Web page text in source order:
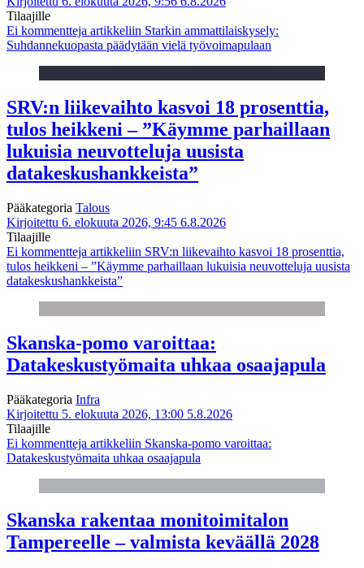
Tilaajille
Ei kommentteja artikkeliin Starkin ammattilaiskysely:
Suhdannekuopasta päädytään vielä työvoimapulaan
SRV:n liikevaihto kasvoi 18 prosenttia,
tulos heikkeni – ”Käymme parhaillaan
lukuisia neuvotteluja uusista
datakeskushankkeista”
Pääkategoria Talous
Kirjoitettu 6. elokuuta 2026, 9:45 6.8.2026
Tilaajille
Ei kommentteja artikkeliin SRV:n liikevaihto kasvoi 18 prosenttia,
tulos heikkeni – ”Käymme parhaillaan lukuisia neuvotteluja uusista
datakeskushankkeista”
Skanska-pomo varoittaa:
Datakeskustyömaita uhkaa osaajapula
Pääkategoria Infra
Kirjoitettu 5. elokuuta 2026, 13:00 5.8.2026
Tilaajille
Ei kommentteja artikkeliin Skanska-pomo varoittaa:
Datakeskustyömaita uhkaa osaajapula
Skanska rakentaa monitoimitalon
Tampereelle – valmista keväällä 2028